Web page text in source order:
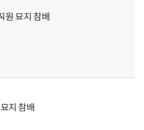
원 묘지 참배
지 참배